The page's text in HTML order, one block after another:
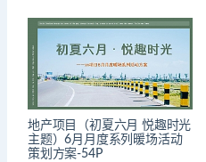
地产项目（初夏六月 悦趣时光
主题）6月月度系列暖场活动
策划方案-54P